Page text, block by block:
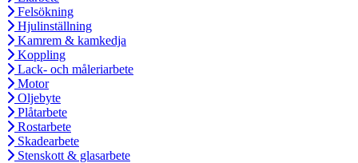
Felsökning
Hjulinställning
Kamrem & kamkedja
Koppling
Lack- och måleriarbete
Motor
Oljebyte
Plåtarbete
Rostarbete
Skadearbete
Stenskott & glasarbete